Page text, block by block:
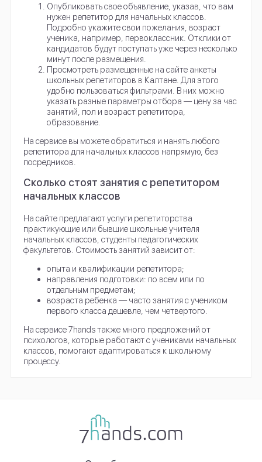
Опубликовать свое объявление, указав, что вам
нужен репетитор для начальных классов.
Подробно укажите свои пожелания, возраст
ученика, например, первоклассник. Отклики от
кандидатов будут поступать уже через несколько
минут после размещения.
Просмотреть размещенные на сайте анкеты
школьных репетиторов в Калтане. Для этого
удобно пользоваться фильтрами. В них можно
указать разные параметры отбора — цену за час
занятий, пол и возраст репетитора,
образование.
На сервисе вы можете обратиться и нанять любого
репетитора для начальных классов напрямую, без
посредников.
Сколько стоят занятия с репетитором
начальных классов
На сайте предлагают услуги репетиторства
практикующие или бывшие школьные учителя
начальных классов, студенты педагогических
факультетов. Стоимость занятий зависит от:
опыта и квалификации репетитора;
направления подготовки: по всем или по
отдельным предметам;
возраста ребенка — часто занятия с учеником
первого класса дешевле, чем четвертого.
На сервисе 7hands также много предложений от
психологов, которые работают с учениками начальных
классов, помогают адаптироваться к школьному
процессу.